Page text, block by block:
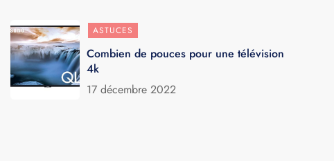
ASTUCES
Combien de pouces pour une télévision
4k
17 décembre 2022